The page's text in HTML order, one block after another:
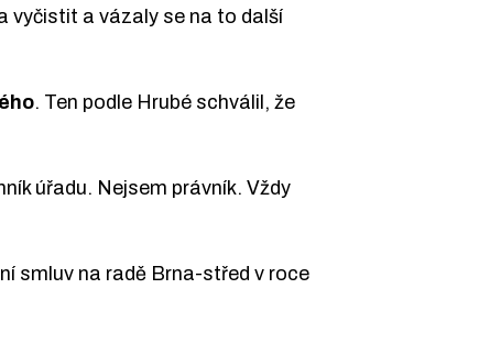
vyčistit a vázaly se na to další
. Ten podle Hrubé schválil, že
úřadu. Nejsem právník. Vždy
smluv na radě Brna-střed v roce